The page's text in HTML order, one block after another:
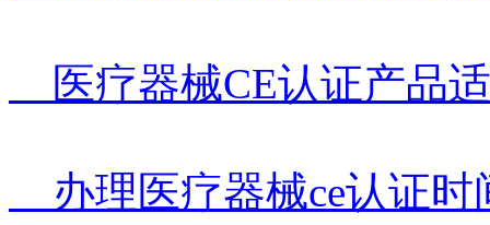
医疗器械CE认证产品
办理医疗器械ce认证时